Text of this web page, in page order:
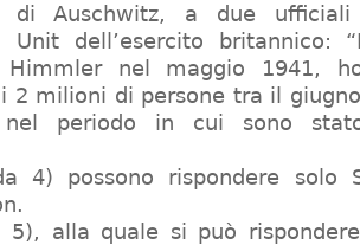
di Auschwitz, a due
Unit dell’esercito britannico:
nel maggio 1941,
2 milioni di persone tra il
periodo in cui sono
4) possono rispondere solo
5), alla quale si può